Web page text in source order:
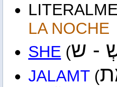
LA NOCHE
SHE (- ש
JALAMT (